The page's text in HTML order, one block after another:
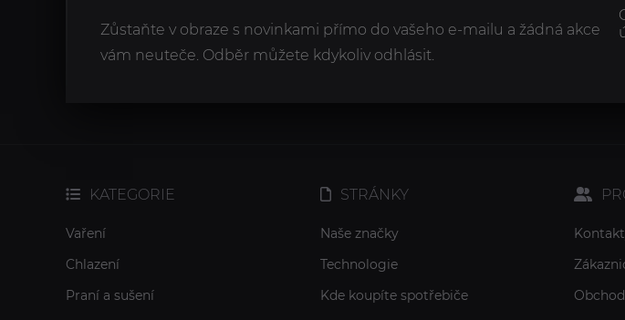
Zůstaňte v obraze s novinkami přímo do vašeho e-mailu a žádná akce
vám neuteče. Odběr můžete kdykoliv odhlásit.
KATEGORIE
Vaření
Chlazení
Praní a sušení
STRÁNKY
Naše značky
Technologie
Kde koupíte spotřebiče